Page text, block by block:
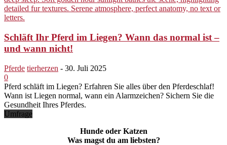
Schläft Ihr Pferd im Liegen? Wann das normal ist –
und wann nicht!
Pferde tierherzen - 30. Juli 2025
0
Pferd schläft im Liegen? Erfahren Sie alles über den Pferdeschlaf!
Wann ist Liegen normal, wann ein Alarmzeichen? Sichern Sie die
Gesundheit Ihres Pferdes.
Umfrage
Hunde oder Katzen
Was magst du am liebsten?